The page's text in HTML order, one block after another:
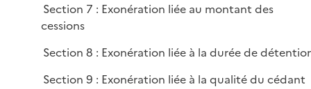
Section 7 : Exonération liée au montant des
cessions
Section 8 : Exonération liée à la durée de
Section 9 : Exonération liée à la qualité du cédant